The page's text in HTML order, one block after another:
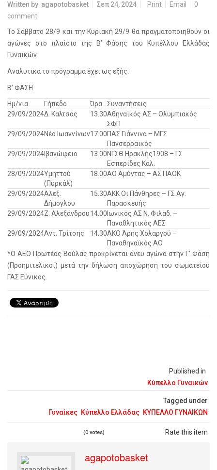
Written by agapotobasket Σεπ 24, 2024 Print Email
0
comment
Published in
Κύπελλο Γυναικών
Tagged under
Γυναίκες Κύπελλο Ελλάδας ΚΥΠΕΛΛΟ ΓΥΝΑΙΚΩΝ
Rate this item
(0 votes)
Το Σάββατο 28/9 και την Κυριακή 29/9 θα πραγματοποιηθούν οι
αγώνες στο πλαίσιο της Β’ Φάσης του Κυπέλλου Ελλάδας
Γυναικών.
Αναλυτικά το πρόγραμμα έχει ως εξής:
Β’ ΦΑΣΗ
Ημ/νια Γήπεδο Ώρα
Συναντήσεις
29/09/2024Δ. Καλτσάς 13.30Αθηναϊκός ΑΣ – Ολυμπιακός
ΣΦΠ
29/09/2024Νέο Ιωαννίνων17.00ΠΑΣ Γιάννινα – ΜΓΣ
Πανσερραϊκός
29/09/2024Ιβανώφειο 13.00ΝΓΣΘ Ηρακλής1908 – ΓΣ
Εσπερίδες Καλ.
28/09/2024Υμηττού
(Πυρκάλ)
18.00ΑΟ Αμύντας – ΑΣ ΠΑΟΚ
29/09/2024Αλεξ.
Δήμογλου
15.30AΚΚ Οι Πάνθηρες – ΓΣ Αγ.
Παρασκευής
29/09/2024Ζ. Αλεξάνδρου14.00 Ιωνικός ΑΣ Ν. Φιλαδ. –
Παναθλητικός ΑΕΣ
29/09/2024Αντ. Τρίτσης 14.30ΑΚΟ Άρης Χολαργού –
Παναθηναϊκός ΑΟ
*Ο ΑΕΟ Πρωτέας Βούλας προκρίνεται άνευ αγώνα στην Γ’ Φάση
(Προημιτελικοί) μετά την δήλωση αποχώρηση του σωματείου
ΓΑΣ Εύνικος.
agapotobasket